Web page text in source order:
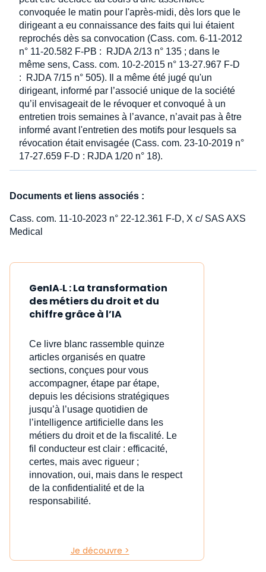
convoquée le matin pour l'après-midi, dès lors que le
dirigeant a eu connaissance des faits qui lui étaient
reprochés dès sa convocation (Cass. com. 6-11-2012
n° 11-20.582 F-PB : RJDA 2/13 n° 135 ; dans le
même sens, Cass. com. 10-2-2015 n° 13-27.967 F-D
: RJDA 7/15 n° 505). Il a même été jugé qu'un
dirigeant, informé par l’associé unique de la société
qu’il envisageait de le révoquer et convoqué à un
entretien trois semaines à l’avance, n’avait pas à être
informé avant l'entretien des motifs pour lesquels sa
révocation était envisagée (Cass. com. 23-10-2019 n°
17-27.659 F-D : RJDA 1/20 n° 18).
Documents et liens associés :
Cass. com. 11-10-2023 n° 22-12.361 F-D, X c/ SAS AXS
Medical
GenIA‑L : La transformation
des métiers du droit et du
chiffre grâce à l’IA
Ce livre blanc rassemble quinze
articles organisés en quatre
sections, conçues pour vous
accompagner, étape par étape,
depuis les décisions stratégiques
jusqu’à l’usage quotidien de
l’intelligence artificielle dans les
métiers du droit et de la fiscalité. Le
fil conducteur est clair : efficacité,
certes, mais avec rigueur ;
innovation, oui, mais dans le respect
de la confidentialité et de la
responsabilité.
Je découvre >